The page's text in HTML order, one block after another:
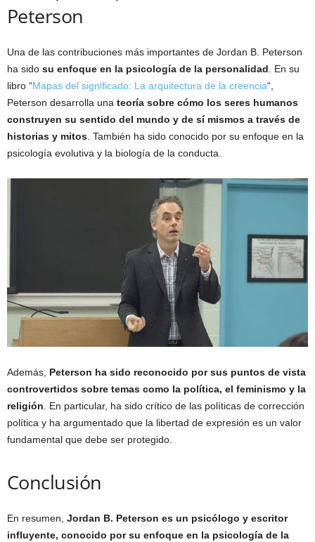
Peterson
Una de las contribuciones más importantes de Jordan B. Peterson
ha sido su enfoque en la psicología de la personalidad . En su
libro “Mapas del significado: La arquitectura de la creencia“,
Peterson desarrolla una teoría sobre cómo los seres humanos
construyen su sentido del mundo y de sí mismos a través de
historias y mitos . También ha sido conocido por su enfoque en la
psicología evolutiva y la biología de la conducta.
Además, Peterson ha sido reconocido por sus puntos de vista
controvertidos sobre temas como la política, el feminismo y la
religión. En particular, ha sido crítico de las políticas de corrección
política y ha argumentado que la libertad de expresión es un valor
fundamental que debe ser protegido.
Conclusión
En resumen, Jordan B. Peterson es un psicólogo y escritor
influyente, conocido por su enfoque en la psicología de la